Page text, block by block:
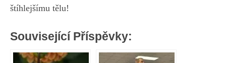
⁣štíhlejšímu ⁢tělu!
Související Příspěvky: